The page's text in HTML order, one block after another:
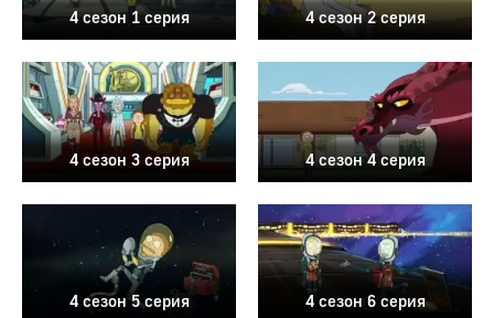
4 сезон 1 серия 4 сезон 2 серия
4 сезон 3 серия 4 сезон 4 серия
4 сезон 5 серия 4 сезон 6 серия